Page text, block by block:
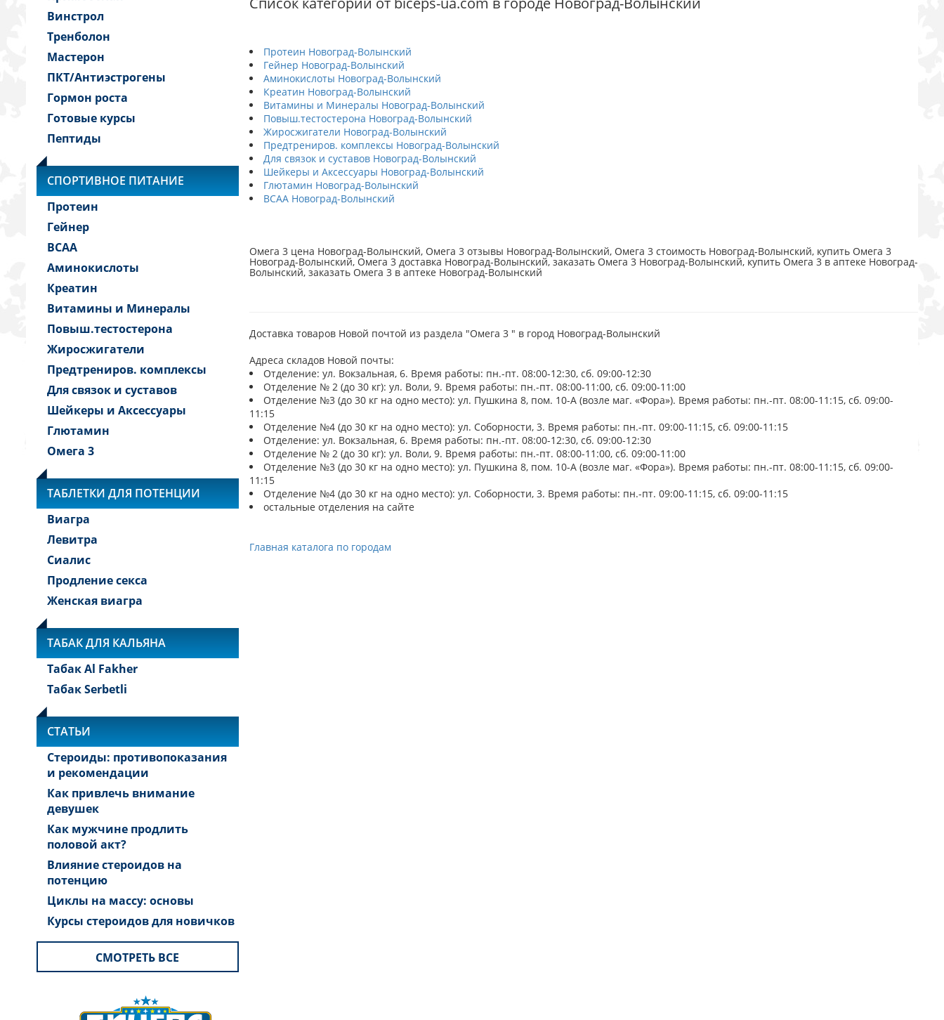
Винстрол
Тренболон
Мастерон
ПКТ/Антиэстрогены
Гормон роста
Готовые курсы
Пептиды
СПОРТИВНОЕ ПИТАНИЕ
Протеин
Гейнер
BCAA
Аминокислоты
Креатин
Витамины и Минералы
Повыш.тестостерона
Жиросжигатели
Предтрениров. комплексы
Для связок и суставов
Шейкеры и Аксессуары
Глютамин
Омега 3
ТАБЛЕТКИ ДЛЯ ПОТЕНЦИИ
Виагра
Левитра
Сиалис
Продление секса
Женская виагра
ТАБАК ДЛЯ КАЛЬЯНА
Табак Al Fakher
Табак Serbetli
СТАТЬИ
Стероиды: противопоказания
и рекомендации
Как привлечь внимание
девушек
Как мужчине продлить
половой акт?
Влияние стероидов на
потенцию
Циклы на массу: основы
Курсы стероидов для новичков
СМОТРЕТЬ ВСЕ
Протеин Новоград-Волынский
Гейнер Новоград-Волынский
Аминокислоты Новоград-Волынский
Креатин Новоград-Волынский
Витамины и Минералы Новоград-Волынский
Повыш.тестостерона Новоград-Волынский
Жиросжигатели Новоград-Волынский
Предтрениров. комплексы Новоград-Волынский
Для связок и суставов Новоград-Волынский
Шейкеры и Аксессуары Новоград-Волынский
Глютамин Новоград-Волынский
BCAA Новоград-Волынский
Омега 3 цена Новоград-Волынский, Омега 3 отзывы Новоград-Волынский, Омега 3 стоимость Новоград-Волынский, купить Омега 3
Новоград-Волынский, Омега 3 доставка Новоград-Волынский, заказать Омега 3 Новоград-Волынский, купить Омега 3 в аптеке Новоград-
Волынский, заказать Омега 3 в аптеке Новоград-Волынский
Доставка товаров Новой почтой из раздела "Омега 3 " в город Новоград-Волынский
Адреса складов Новой почты:
Отделение: ул. Вокзальная, 6. Время работы: пн.-пт. 08:00-12:30, сб. 09:00-12:30
Отделение № 2 (до 30 кг): ул. Воли, 9. Время работы: пн.-пт. 08:00-11:00, сб. 09:00-11:00
Отделение №3 (до 30 кг на одно место): ул. Пушкина 8, пом. 10-А (возле маг. «Фора»). Время работы: пн.-пт. 08:00-11:15, сб. 09:00-
11:15
Отделение №4 (до 30 кг на одно место): ул. Соборности, 3. Время работы: пн.-пт. 09:00-11:15, сб. 09:00-11:15
Отделение: ул. Вокзальная, 6. Время работы: пн.-пт. 08:00-12:30, сб. 09:00-12:30
Отделение № 2 (до 30 кг): ул. Воли, 9. Время работы: пн.-пт. 08:00-11:00, сб. 09:00-11:00
Отделение №3 (до 30 кг на одно место): ул. Пушкина 8, пом. 10-А (возле маг. «Фора»). Время работы: пн.-пт. 08:00-11:15, сб. 09:00-
11:15
Отделение №4 (до 30 кг на одно место): ул. Соборности, 3. Время работы: пн.-пт. 09:00-11:15, сб. 09:00-11:15
остальные отделения на сайте
Главная каталога по городам